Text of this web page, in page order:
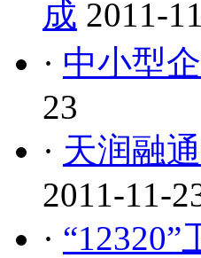
成 2011-
· 中小型
23
· 天润融
2011-11-
·